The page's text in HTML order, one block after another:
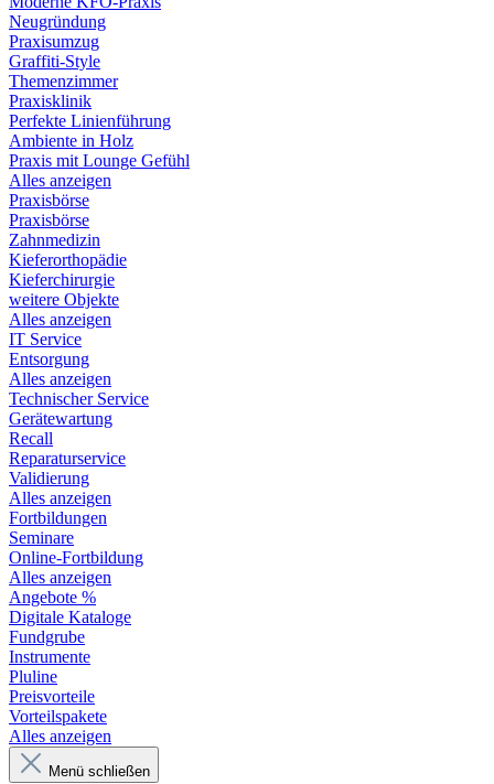
Neugründung
Praxisumzug
Graffiti-Style
Themenzimmer
Praxisklinik
Perfekte Linienführung
Ambiente in Holz
Praxis mit Lounge Gefühl
Alles anzeigen
Praxisbörse
Praxisbörse
Zahnmedizin
Kieferorthopädie
Kieferchirurgie
weitere Objekte
Alles anzeigen
IT Service
Entsorgung
Alles anzeigen
Technischer Service
Gerätewartung
Recall
Reparaturservice
Validierung
Alles anzeigen
Fortbildungen
Seminare
Online-Fortbildung
Alles anzeigen
Angebote %
Digitale Kataloge
Fundgrube
Instrumente
Pluline
Preisvorteile
Vorteilspakete
Alles anzeigen
Menü schließen